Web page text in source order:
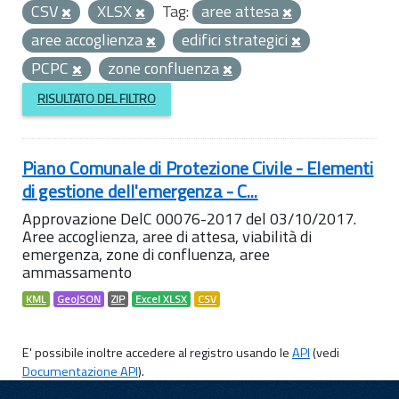
CSV
XLSX Tag: aree attesa
aree accoglienza
edifici strategici
PCPC
zone confluenza
RISULTATO DEL FILTRO
Piano Comunale di Protezione Civile - Elementi
di gestione dell'emergenza - C...
Approvazione DelC 00076-2017 del 03/10/2017.
Aree accoglienza, aree di attesa, viabilità di
emergenza, zone di confluenza, aree
ammassamento
KML GeoJSON ZIP Excel XLSX CSV
E' possibile inoltre accedere al registro usando leAPI(vedi
Documentazione API).